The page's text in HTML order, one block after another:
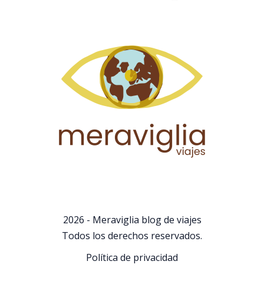
2026 - Meraviglia blog de viajes
Todos los derechos reservados.
Política de privacidad